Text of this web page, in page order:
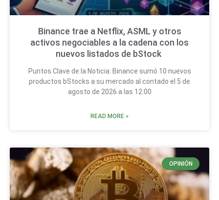
Binance trae a Netflix, ASML y otros
activos negociables a la cadena con los
nuevos listados de bStock
Puntos Clave de la Noticia: Binance sumó 10 nuevos
productos bStocks a su mercado al contado el 5 de
agosto de 2026 a las 12:00
READ MORE »
OPINIÓN